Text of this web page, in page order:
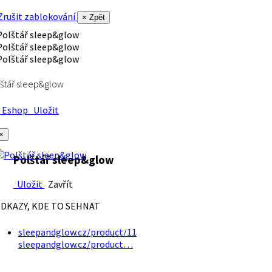
zablokování
× Zpět
sleep&glow
Uložit
Polštář sleep&glow
Uložit Zavřít
KDE TO SEHNAT
sleepandglow.cz/product/11
sleepandglow.cz/product…